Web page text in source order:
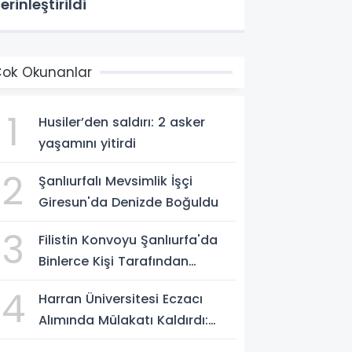
Okunanlar
1
Husiler’den saldırı: 2 asker
yaşamını yitirdi
2
Şanlıurfalı Mevsimlik İşçi
Giresun'da Denizde Boğuldu
3
Filistin Konvoyu Şanlıurfa'da
Binlerce Kişi Tarafından
Yaşandı
4
Harran Üniversitesi Eczacı
Alımında Mülakatı Kaldırdı: